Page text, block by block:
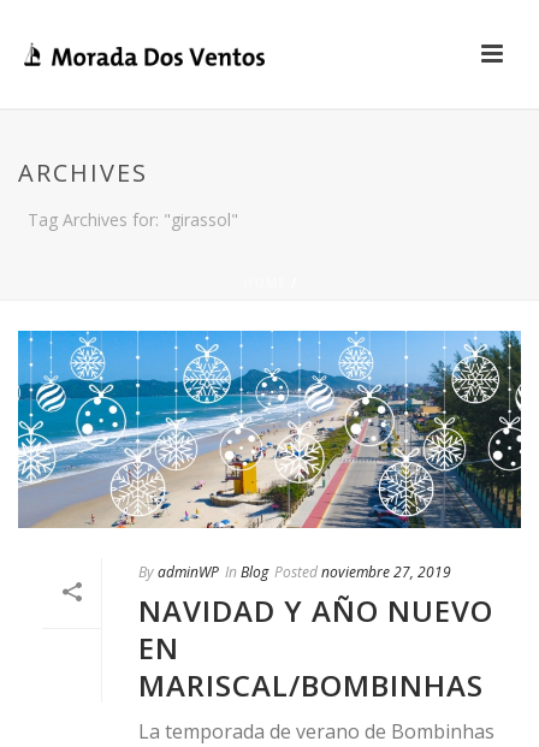
ARCHIVES
Tag Archives for: "girassol"
ByadminWP In Blog Postednoviembre 27, 2019
NAVIDAD Y AÑO NUEVO
EN
MARISCAL/BOMBINHAS
La temporada de verano de Bombinhas